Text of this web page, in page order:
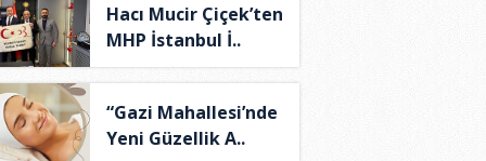
Hacı Mucir Çiçek’ten
MHP İstanbul İ..
“Gazi Mahallesi’nde
Yeni Güzellik A..